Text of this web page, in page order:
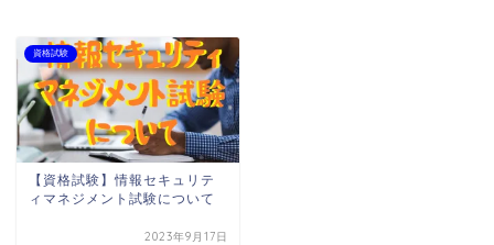
資格試験
【資格試験】情報セキュリテ
ィマネジメント試験について
2023年9月17日